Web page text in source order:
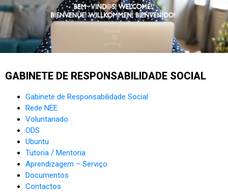
GABINETE DE RESPONSABILIDADE SOCIAL​
Gabinete de Responsabilidade Social
Rede NEE
Voluntariado
ODS
Ubuntu
Tutoria / Mentoria
Aprendizagem – Serviço
Documentos
Contactos